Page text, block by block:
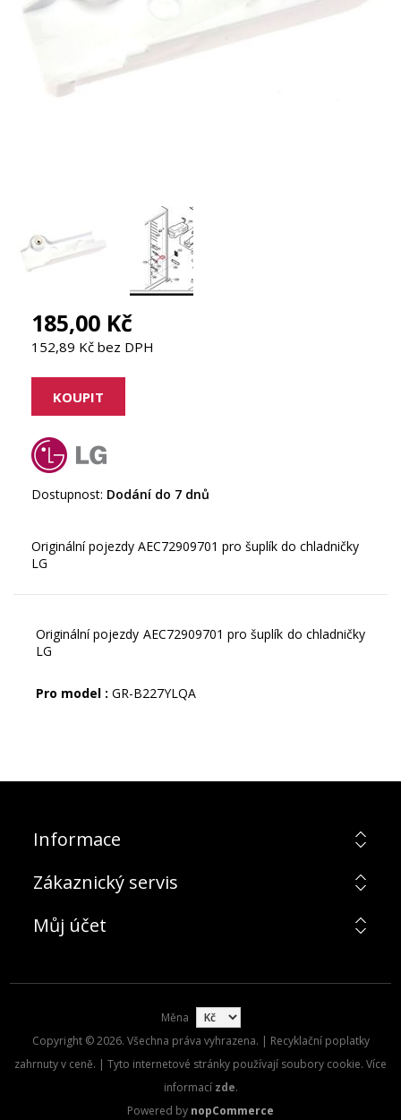
185,00 Kč
152,89 Kč bez DPH
Dostupnost: Dodání do 7 dnů
Originální pojezdy AEC72909701 pro šuplík do chladničky
Originální pojezdy AEC72909701 pro šuplík do chladničky
LG
Pro model : GR-B227YLQA
Informace
Zákaznický servis
Můj účet
Měna
Copyright © 2026. Všechna práva vyhrazena. | Recyklační poplatky
zahrnuty v ceně. | Tyto internetové stránky používají soubory cookie. Více
informací zde.
Powered by nopCommerce